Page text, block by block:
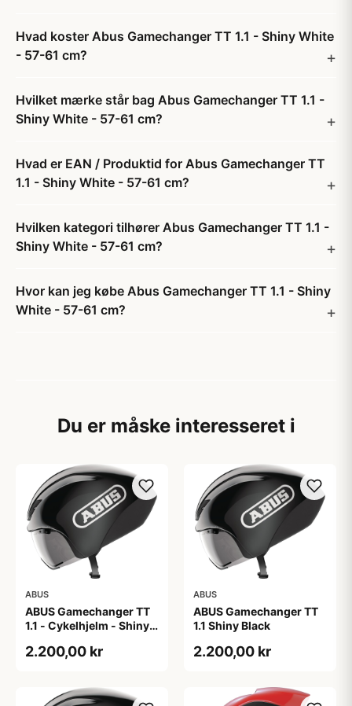
Hvad koster Abus Gamechanger TT 1.1 - Shiny White
- 57-61 cm?
Hvilket mærke står bag Abus Gamechanger TT 1.1 -
Shiny White - 57-61 cm?
Hvad er EAN / Produktid for Abus Gamechanger TT
1.1 - Shiny White - 57-61 cm?
Hvilken kategori tilhører Abus Gamechanger TT 1.1 -
Shiny White - 57-61 cm?
Hvor kan jeg købe Abus Gamechanger TT 1.1 - Shiny
White - 57-61 cm?
Du er måske interesseret i
ABUS
ABUS Gamechanger TT
1.1 - Cykelhjelm - Shiny
2.200,00 kr
ABUS
ABUS Gamechanger TT
1.1 Shiny Black
2.200,00 kr